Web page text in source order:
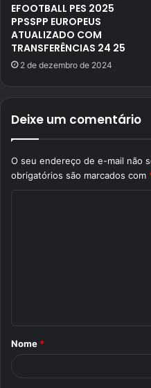
EFOOTBALL PES 2025
PPSSPP EUROPEUS
ATUALIZADO COM
TRANSFERÊNCIAS 24 25
2 de dezembro de 2024
Deixe um comentário
O seu endereço de e-mail não
obrigatórios são marcados com
r
Nome *